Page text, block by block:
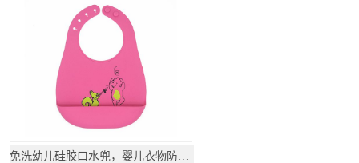
免洗幼儿硅胶口水兜，婴儿衣物防脏围兜